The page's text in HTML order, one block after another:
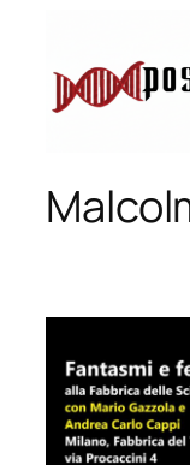
contenuto